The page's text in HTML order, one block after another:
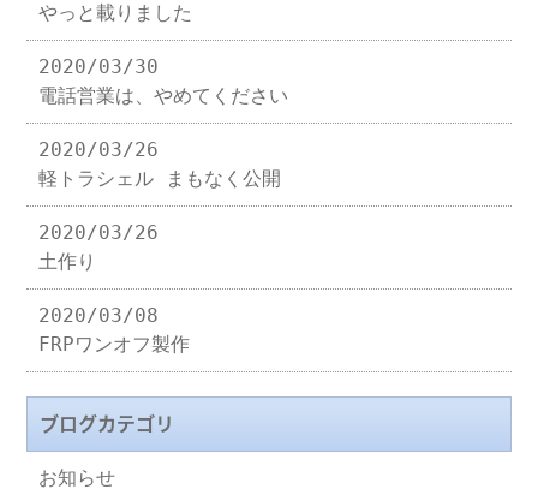
やっと載りました
2020/03/30
電話営業は、やめてください
2020/03/26
軽トラシェル まもなく公開
2020/03/26
土作り
2020/03/08
FRPワンオフ製作
ブログカテゴリ
お知らせ